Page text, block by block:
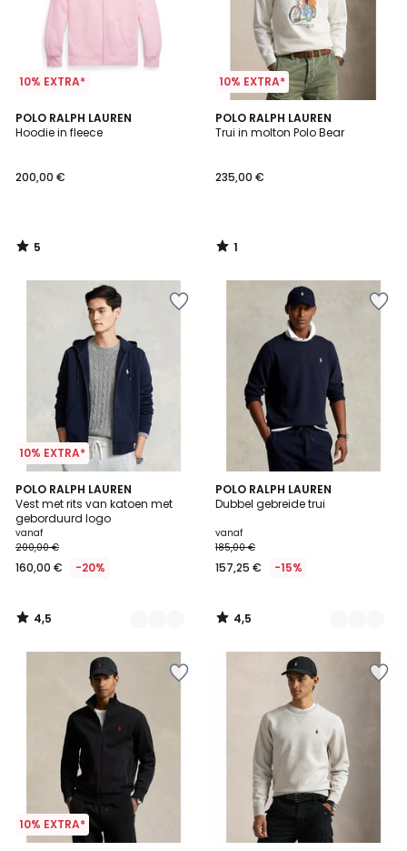
10% EXTRA*
POLO RALPH LAUREN
Hoodie in fleece
200,00 €
5
/
5
/
10% EXTRA*
POLO RALPH LAUREN
Trui in molton Polo Bear
235,00 €
1
/
1
/
10% EXTRA*
POLO RALPH LAUREN
Vest met rits van katoen met
geborduurd logo
vanaf
200,00 €
160,00 € -20%
4,5
/ 5
3
Kleuren
4,5
/
POLO RALPH LAUREN
Dubbel gebreide trui
vanaf
185,00 €
157,25 € -15%
4,5
/ 5
2
Kleuren
4,5
/
10% EXTRA*